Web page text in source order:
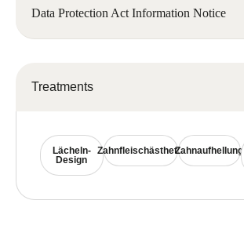
Data Protection Act Information Notice
Treatments
Lächeln-
Design
ZahnfleischästhetikZahnaufhellung